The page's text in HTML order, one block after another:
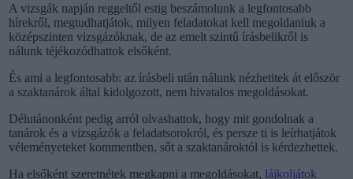
A vizsgák napján reggeltől estig beszámolunk a legfontosabb
hírekről, megtudhatjátok, milyen feladatokat kell megoldaniuk a
középszinten vizsgázóknak, de az emelt szintű írásbelikről is
nálunk téjékozódhattok elsőként.
És ami a legfontosabb: az írásbeli után nálunk nézhetitek át először
a szaktanárok által kidolgozott, nem hivatalos megoldásokat.
Délutánonként pedig arról olvashattok, hogy mit gondolnak a
tanárok és a vizsgázók a feladatsorokról, és persze ti is leírhatjátok
véleményeteket kommentben, sőt a szaktanároktól is kérdezhettek.
Ha elsőként szeretnétek megkapni a megoldásokat, lájkoljátok